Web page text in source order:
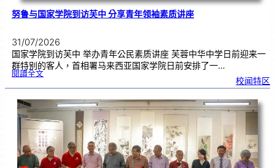
努鲁与国家学院到访芙中 分享青年领袖素质讲座
31/07/2026
国家学院到访芙中 举办青年公民素质讲座 芙蓉中华中学日前迎来一
群特别的客人，首相署马来西亚国家学院日前安排了一…
閱讀全文:努
国
学
院
到
访
中
分
享
青
年
领
袖
素
质
讲
座
校闻特区